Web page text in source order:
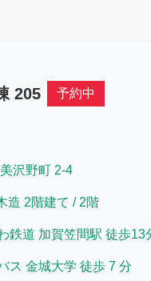
205 予約中
沢野町 2-4
造 2階建て / 2階
鉄道 加賀笠間駅 徒歩13
ス 金城大学 徒歩 7 分